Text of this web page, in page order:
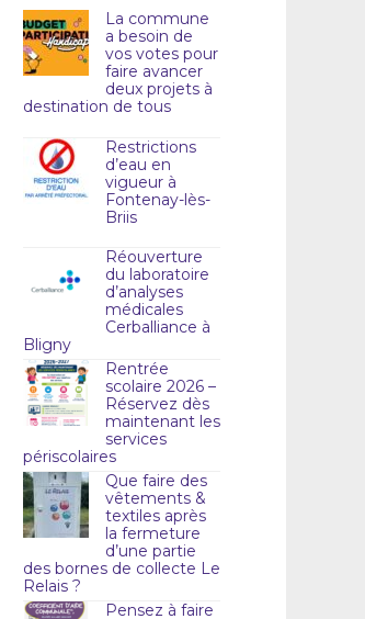
La commune
a besoin de
vos votes pour
faire avancer
deux projets à
destination de tous
Restrictions
d’eau en
vigueur à
Fontenay-lès-
Briis
Réouverture
du laboratoire
d’analyses
médicales
Cerballiance à
Bligny
Rentrée
scolaire 2026 –
Réservez dès
maintenant les
services
périscolaires
Que faire des
vêtements &
textiles après
la fermeture
d’une partie
des bornes de collecte Le
Relais ?
Pensez à faire